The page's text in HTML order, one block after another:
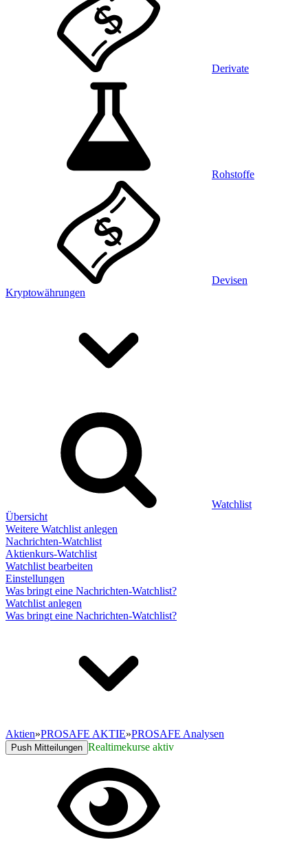
Derivate
Rohstoffe
Devisen
Kryptowährungen
Watchlist
Übersicht
Weitere Watchlist anlegen
Nachrichten-Watchlist
Aktienkurs-Watchlist
Watchlist bearbeiten
Einstellungen
Was bringt eine Nachrichten-Watchlist?
Watchlist anlegen
Was bringt eine Nachrichten-Watchlist?
Aktien»PROSAFE AKTIE»PROSAFE Analysen
Push Mitteilungen Realtimekurse aktiv